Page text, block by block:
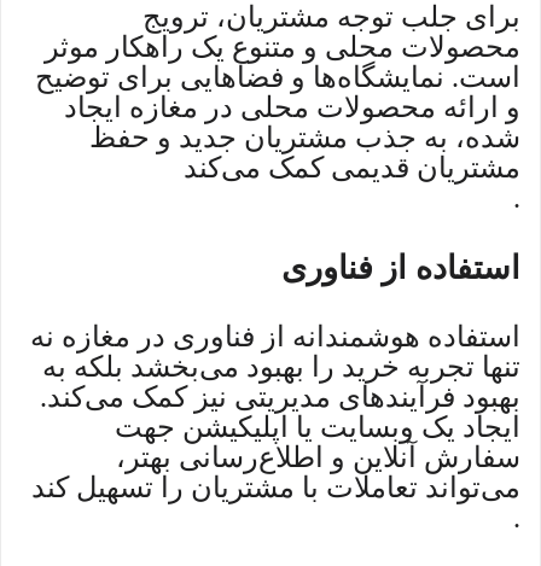
برای جلب توجه مشتریان، ترویج
محصولات محلی و متنوع یک راهکار موثر
است. نمایشگاه‌ها و فضاهایی برای توضیح
و ارائه محصولات محلی در مغازه ایجاد
شده، به جذب مشتریان جدید و حفظ
مشتریان قدیمی کمک می‌کند
.
استفاده از فناوری
استفاده هوشمندانه از فناوری در مغازه نه
تنها تجربه خرید را بهبود می‌بخشد بلکه به
بهبود فرآیندهای مدیریتی نیز کمک می‌کند.
ایجاد یک وبسایت یا اپلیکیشن جهت
سفارش آنلاین و اطلاع‌رسانی بهتر،
می‌تواند تعاملات با مشتریان را تسهیل کند
.